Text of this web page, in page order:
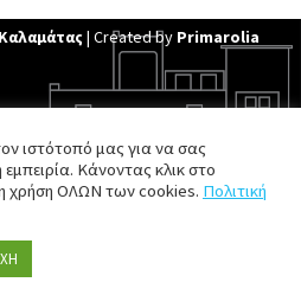
| Created by Primarolia
ιστότοπό μας για να σας
Κάνοντας κλικ στο
χρήση ΟΛΩΝ των cookies. Πολιτική